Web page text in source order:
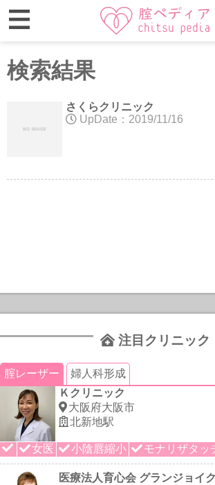
検索結果
さくらクリニック
UpDate：2019/11/16
注目クリニック
腟レーザー
婦人科形成
Ｋクリニック
大阪府大阪市
北新地駅
女医 小陰唇縮小 モナリザタッ
医療法人育心会 グランジョイ